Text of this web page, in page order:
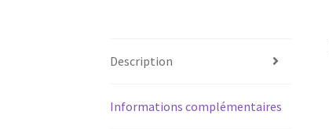
Description
Informations complémentaires